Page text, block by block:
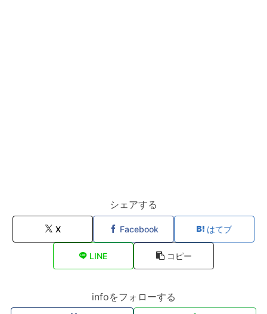
シェアする
X Facebook はてブ
LINE コピー
infoをフォローする